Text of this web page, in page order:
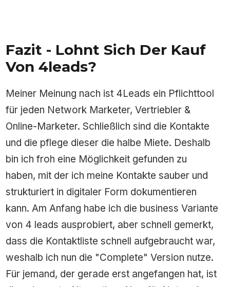
Fazit - Lohnt Sich Der Kauf
Von 4leads?
Meiner Meinung nach ist 4Leads ein Pflichttool
für jeden Network Marketer, Vertriebler &
Online-Marketer. Schließlich sind die Kontakte
und die pflege dieser die halbe Miete. Deshalb
bin ich froh eine Möglichkeit gefunden zu
haben, mit der ich meine Kontakte sauber und
strukturiert in digitaler Form dokumentieren
kann. Am Anfang habe ich die business Variante
von 4 leads ausprobiert, aber schnell gemerkt,
dass die Kontaktliste schnell aufgebraucht war,
weshalb ich nun die "Complete" Version nutze.
Für jemand, der gerade erst angefangen hat, ist